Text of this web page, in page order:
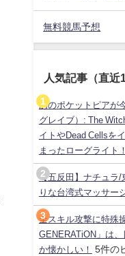
無料競馬予想
人気記事（直近
あのポケットピアが
グレイブ）: The
イトやDead Cellsを
まったローグライト！
【五反田】ナチュラ/
りな台湾式マッサー
全スキル攻撃に特殊
GENERATiON」は
か懐かしい！
5件の